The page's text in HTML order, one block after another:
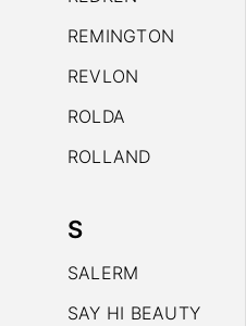
REMINGTON
REVLON
ROLDA
ROLLAND
S
SALERM
SAY HI BEAUTY